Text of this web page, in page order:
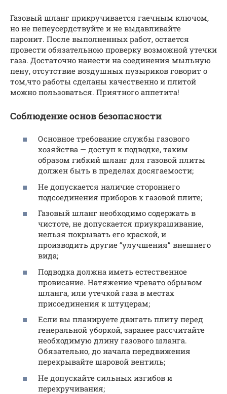
Газовый шланг прикручивается гаечным ключом,
но не пепеусердствуйте и не выдавливайте
паронит. После выполненных работ, остается
провести обязательною проверку возможной утечки
газа. Достаточно нанести на соединения мыльную
пену, отсутствие воздушных пузыриков говорит о
том,что работы сделаны качественно и плитой
можно пользоваться. Приятного аппетита!
Соблюдение основ безопасности
Основное требование службы газового
хозяйства — доступ к подводке, таким
образом гибкий шланг для газовой плиты
должен быть в пределах досягаемости;
Не допускается наличие стороннего
подсоединения приборов к газовой плите;
Газовый шланг необходимо содержать в
чистоте, не допускается приукрашивание,
нельзя покрывать его краской, и
производить другие “улучшения” внешнего
вида;
Подводка должна иметь естественное
провисание. Натяжение чревато обрывом
шланга, или утечкой газа в местах
присоединения к штуцерам;
Если вы планируете двигать плиту перед
генеральной уборкой, заранее рассчитайте
необходимую длину газового шланга.
Обязательно, до начала передвижения
перекрывайте шаровой вентиль;
Не допускайте сильных изгибов и
перекручивания;